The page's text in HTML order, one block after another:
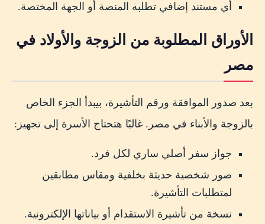
أي مستند إضافي تطلبه المنصة أو الجهة المختصة.
الأوراق المطلوبة من الزوجة والأولاد في
مصر
بعد صدور الموافقة ورقم التأشيرة، بيبدأ الجزء الخاص
بالزوجة والأبناء في مصر. غالبًا هتحتاج الأسرة إلى تجهيز:
جواز سفر أصلي ساري لكل فرد.
صور شخصية حديثة بخلفية ومقاس مطابقين
لمتطلبات التأشيرة.
نسخة من تأشيرة الاستقدام أو بياناتها الإلكترونية.